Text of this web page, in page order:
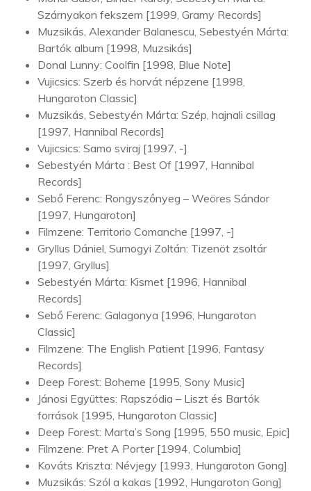
Szárnyakon fekszem [1999, Gramy Records]
Muzsikás, Alexander Balanescu, Sebestyén Márta:
Bartók album [1998, Muzsikás]
Donal Lunny: Coolfin [1998, Blue Note]
Vujicsics: Szerb és horvát népzene [1998,
Hungaroton Classic]
Muzsikás, Sebestyén Márta: Szép, hajnali csillag
[1997, Hannibal Records]
Vujicsics: Samo sviraj [1997, -]
Sebestyén Márta : Best Of [1997, Hannibal
Records]
Sebő Ferenc: Rongyszőnyeg – Weöres Sándor
[1997, Hungaroton]
Filmzene: Territorio Comanche [1997, -]
Gryllus Dániel, Sumogyi Zoltán: Tizenöt zsoltár
[1997, Gryllus]
Sebestyén Márta: Kismet [1996, Hannibal
Records]
Sebő Ferenc: Galagonya [1996, Hungaroton
Classic]
Filmzene: The English Patient [1996, Fantasy
Records]
Deep Forest: Boheme [1995, Sony Music]
Jánosi Együttes: Rapszódia – Liszt és Bartók
források [1995, Hungaroton Classic]
Deep Forest: Marta’s Song [1995, 550 music, Epic]
Filmzene: Pret A Porter [1994, Columbia]
Kováts Kriszta: Névjegy [1993, Hungaroton Gong]
Muzsikás: Szól a kakas [1992, Hungaroton Gong]